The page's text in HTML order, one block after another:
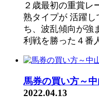
２歳最初の重賞レ
熟タイプが 活躍
ち、波乱傾向が強
利戦を勝った４番
馬券の買い方～
2022.04.13